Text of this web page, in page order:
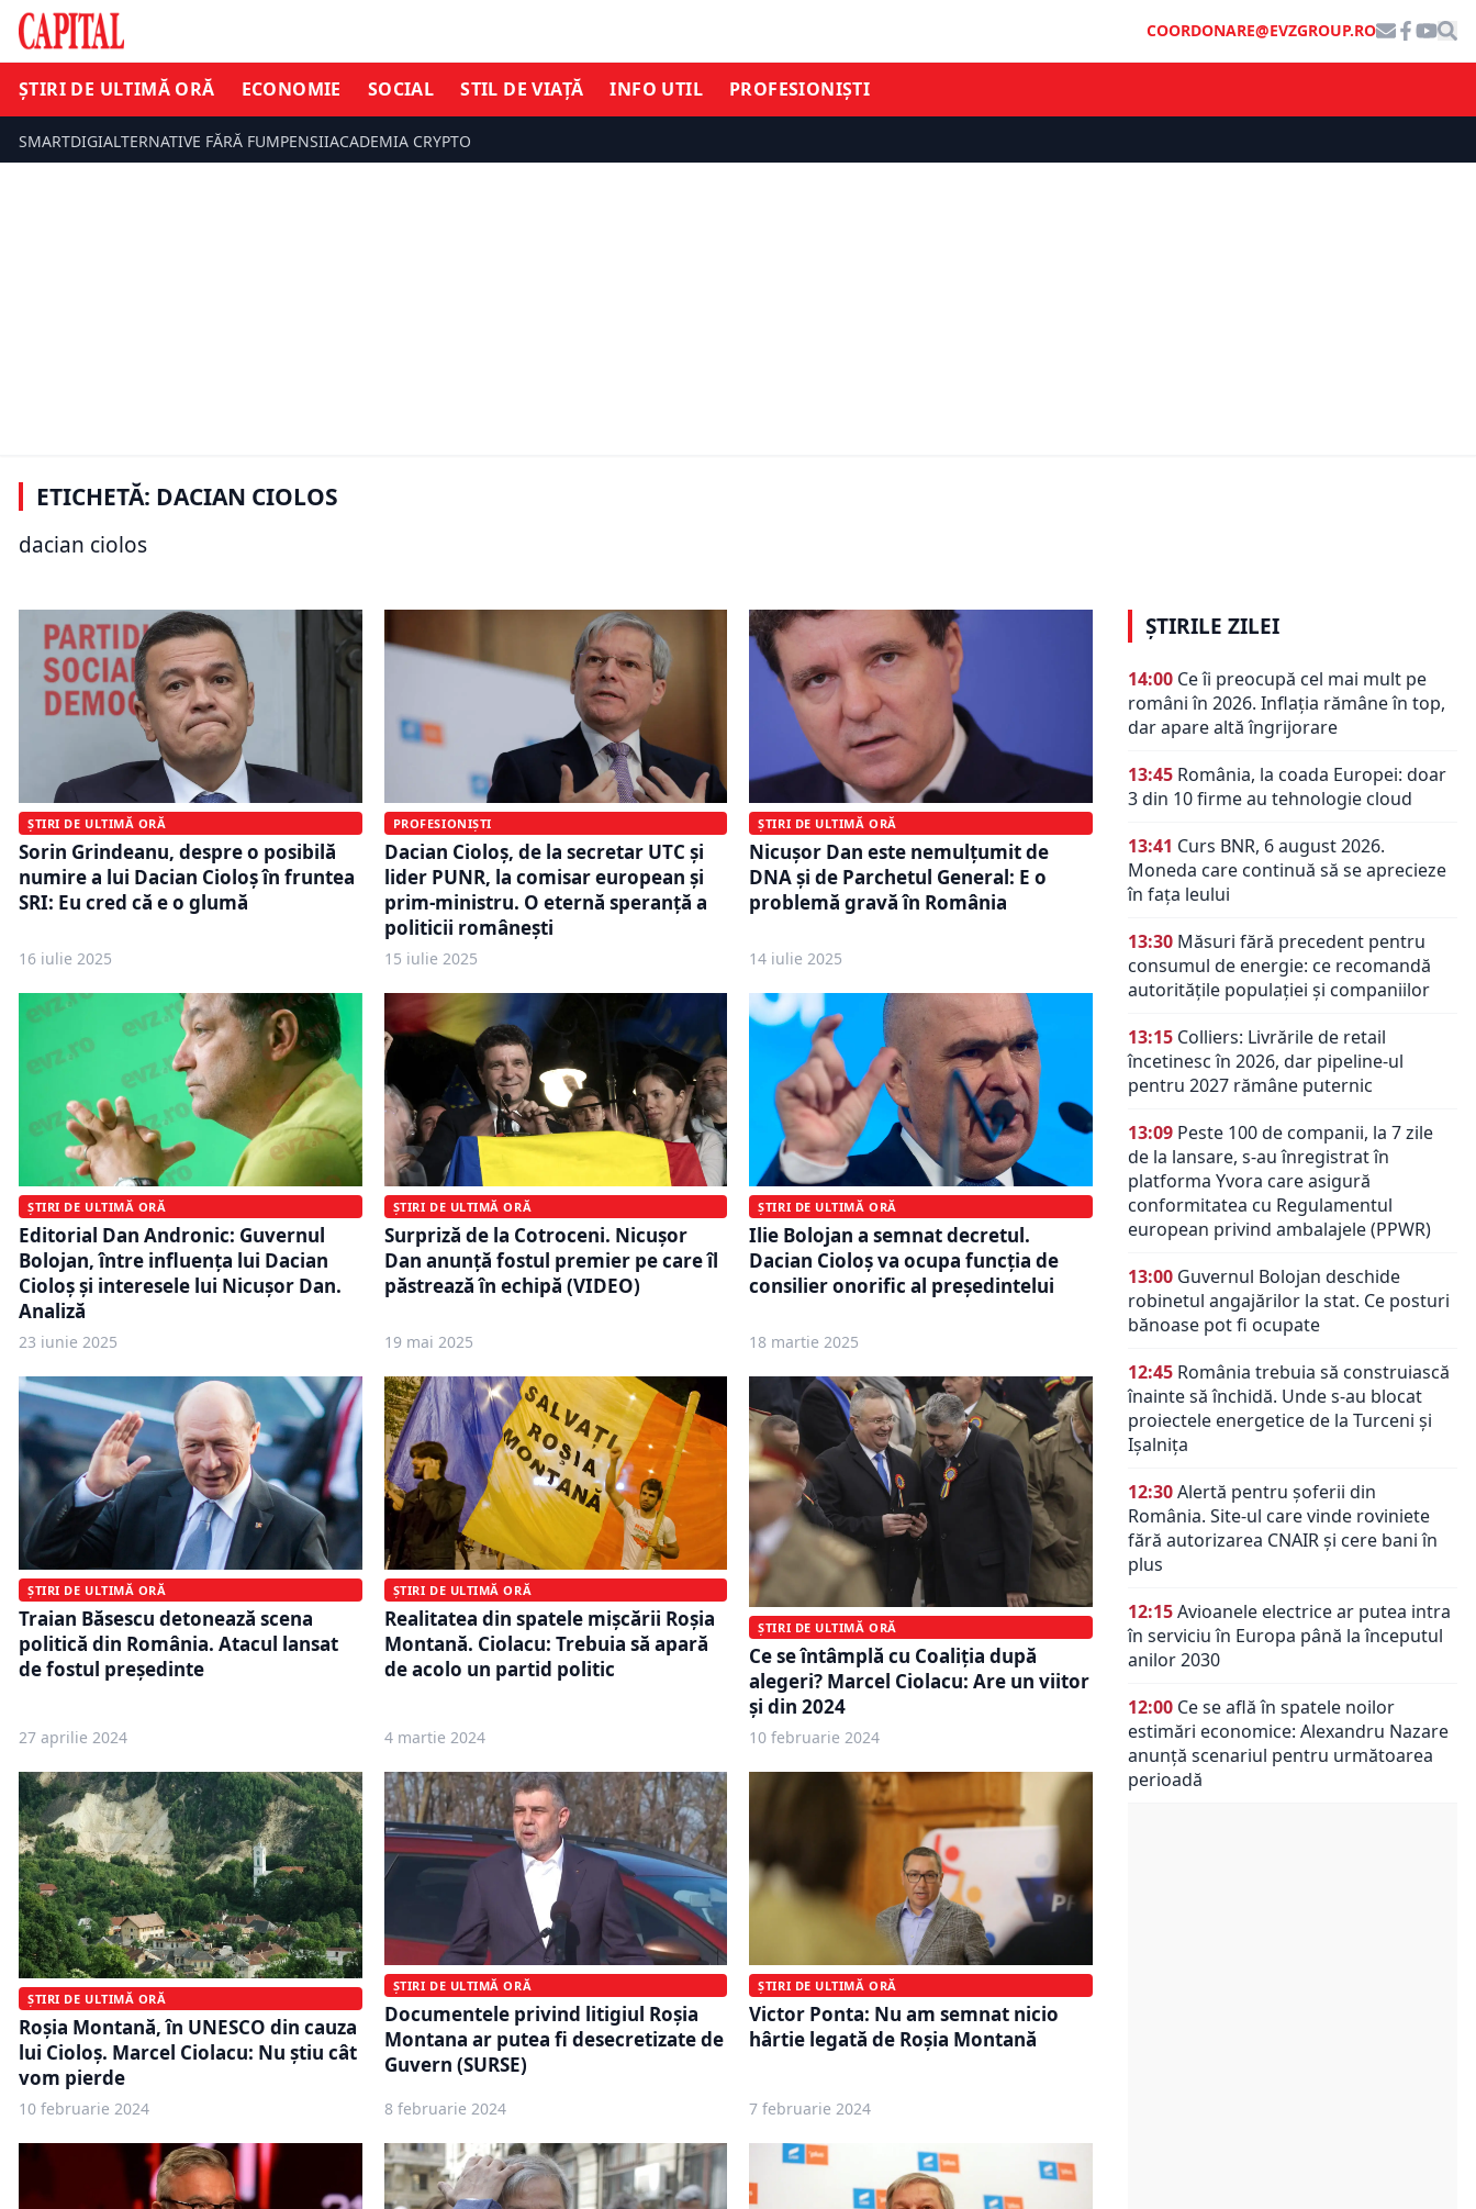
COORDONARE@EVZGROUP.RO
ȘTIRI DE ULTIMĂ ORĂ ECONOMIE SOCIAL STIL DE VIAȚĂ INFO UTIL PROFESIONIȘTI
SMARTDIGIALTERNATIVE FĂRĂ FUMPENSIIACADEMIA CRYPTO
ETICHETĂ: DACIAN CIOLOS
dacian ciolos
Datele BNR arată o excepție rară în
ultimii zece ani. Un singur premier
ȘTIRI DE ULTIMĂ ORĂ
Sorin Grindeanu, despre o posibilă
numire a lui Dacian Cioloș în fruntea
SRI: Eu cred că e o glumă
16 iulie 2025
PROFESIONIȘTI
Dacian Cioloș, de la secretar UTC și
lider PUNR, la comisar european și
prim-ministru. O eternă speranță a
politicii românești
15 iulie 2025
ȘTIRI DE ULTIMĂ ORĂ
Nicușor Dan este nemulțumit de
DNA și de Parchetul General: E o
problemă gravă în România
14 iulie 2025
ȘTIRI DE ULTIMĂ ORĂ
Editorial Dan Andronic: Guvernul
Bolojan, între influența lui Dacian
Cioloș și interesele lui Nicușor Dan.
Analiză
23 iunie 2025
ȘTIRI DE ULTIMĂ ORĂ
Surpriză de la Cotroceni. Nicușor
Dan anunță fostul premier pe care îl
păstrează în echipă (VIDEO)
19 mai 2025
ȘTIRI DE ULTIMĂ ORĂ
Ilie Bolojan a semnat decretul.
Dacian Cioloș va ocupa funcția de
consilier onorific al președintelui
18 martie 2025
ȘTIRI DE ULTIMĂ ORĂ
Traian Băsescu detonează scena
politică din România. Atacul lansat
de fostul președinte
27 aprilie 2024
ȘTIRI DE ULTIMĂ ORĂ
Realitatea din spatele mișcării Roșia
Montană. Ciolacu: Trebuia să apară
de acolo un partid politic
4 martie 2024
ȘTIRI DE ULTIMĂ ORĂ
Ce se întâmplă cu Coaliția după
alegeri? Marcel Ciolacu: Are un viitor
şi din 2024
10 februarie 2024
ȘTIRI DE ULTIMĂ ORĂ
Roşia Montană, în UNESCO din cauza
lui Cioloș. Marcel Ciolacu: Nu ştiu cât
vom pierde
10 februarie 2024
ȘTIRI DE ULTIMĂ ORĂ
Documentele privind litigiul Roșia
Montana ar putea fi desecretizate de
Guvern (SURSE)
8 februarie 2024
ȘTIRI DE ULTIMĂ ORĂ
Victor Ponta: Nu am semnat nicio
hârtie legată de Roșia Montană
7 februarie 2024
ȘTIRILE ZILEI
14:00 Ce îi preocupă cel mai mult pe
români în 2026. Inflația rămâne în top,
dar apare altă îngrijorare
13:45 România, la coada Europei: doar
3 din 10 firme au tehnologie cloud
13:41 Curs BNR, 6 august 2026.
Moneda care continuă să se aprecieze
în fața leului
13:30 Măsuri fără precedent pentru
consumul de energie: ce recomandă
autoritățile populației și companiilor
13:15 Colliers: Livrările de retail
încetinesc în 2026, dar pipeline-ul
pentru 2027 rămâne puternic
13:09 Peste 100 de companii, la 7 zile
de la lansare, s-au înregistrat în
platforma Yvora care asigură
conformitatea cu Regulamentul
european privind ambalajele (PPWR)
13:00 Guvernul Bolojan deschide
robinetul angajărilor la stat. Ce posturi
bănoase pot fi ocupate
12:45 România trebuia să construiască
înainte să închidă. Unde s-au blocat
proiectele energetice de la Turceni și
Ișalnița
12:30Alertă pentru șoferii din
România. Site-ul care vinde roviniete
fără autorizarea CNAIR și cere bani în
plus
12:15Avioanele electrice ar putea intra
în serviciu în Europa până la începutul
anilor 2030
12:00 Ce se află în spatele noilor
estimări economice: Alexandru Nazare
anunță scenariul pentru următoarea
perioadă